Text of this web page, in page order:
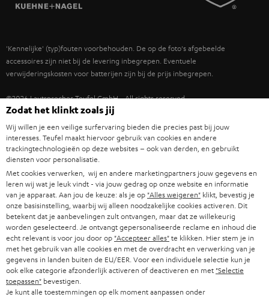
FANSHOP
NIEUWKOMERS
TEUFEL STORY
DUURZAAMHEID
STUDENTENKORTING
KADOBON
TOEGANKELIJKHEID
ITALIË
USA
ANDERE LANDEN
'Kennelijke' (typ)fouten voorbehouden. De op de foto's afgebeelde
accessoires zijn niet bij de levering inbegrepen. Eventuele
verwijderingskosten voor batterijen zijn bij de prijs inbegrepen.
©2026 Lautsprecher Teufel GmbH - All rights reserved.
Disclaimer Algemene voorwaarden
Privacybeleid
Instellingen privacybeleid
EU Data Act hier de overeenkomst herroepen
Zodat het klinkt zoals jij
Wij willen je een veilige surfervaring bieden die precies past bij jouw
interesses. Teufel maakt hiervoor gebruik van cookies en andere
trackingtechnologieën op deze websites – ook van derden, en gebruikt
diensten voor personalisatie.
Met cookies verwerken, wij en andere marketingpartners jouw gegevens en
leren wij wat je leuk vindt - via jouw gedrag op onze website en informatie
van je apparaat. Aan jou de keuze: als je op "Alles weigeren" klikt, bevestig je
onze basisinstelling, waarbij wij alleen noodzakelijke cookies activeren. Dit
betekent dat je aanbevelingen zult ontvangen, maar dat ze willekeurig
worden geselecteerd. Je ontvangt gepersonaliseerde reclame en inhoud die
echt relevant is voor jou door op "Accepteer alles"te klikken. Hier stem je in
met het gebruik van alle cookies en met de overdracht en verwerking van je
gegevens in landen buiten de EU/EER. Voor een individuele selectie kun je
ook elke categorie afzonderlijk activeren of deactiveren en met "Selectie
toepassen" bevestigen.
Je kunt alle toestemmingen op elk moment aanpassen onder